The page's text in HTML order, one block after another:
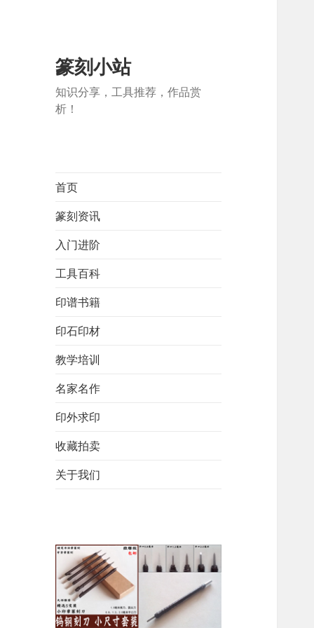
篆刻小站
知识分享，工具推荐，作品赏
析！
首页
篆刻资讯
入门进阶
工具百科
印谱书籍
印石印材
教学培训
名家名作
印外求印
收藏拍卖
关于我们